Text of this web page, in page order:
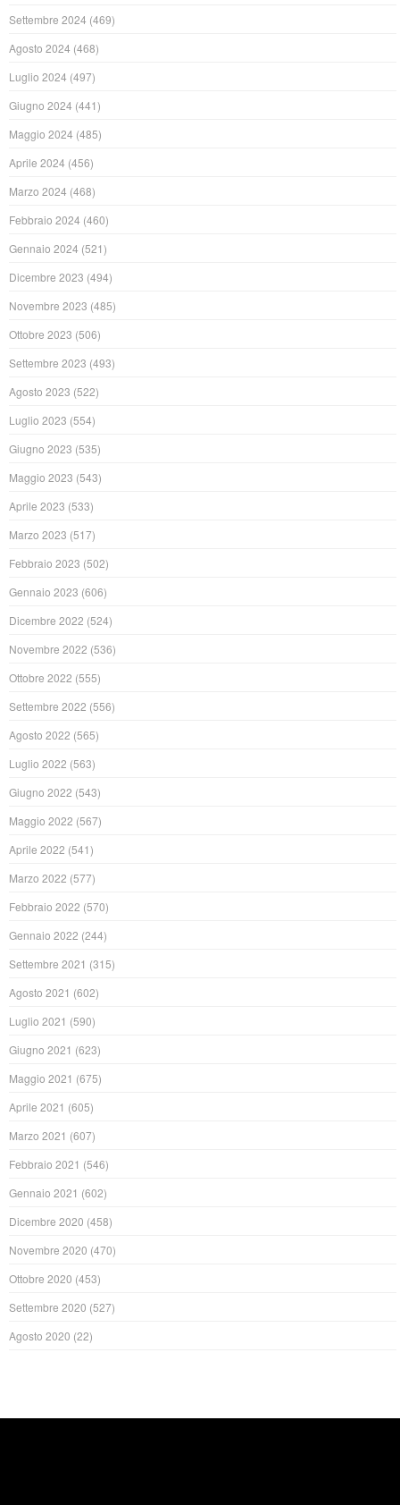
Settembre 2024 (469)
Agosto 2024 (468)
Luglio 2024 (497)
Giugno 2024 (441)
Maggio 2024 (485)
Aprile 2024 (456)
Marzo 2024 (468)
Febbraio 2024 (460)
Gennaio 2024 (521)
Dicembre 2023 (494)
Novembre 2023 (485)
Ottobre 2023 (506)
Settembre 2023 (493)
Agosto 2023 (522)
Luglio 2023 (554)
Giugno 2023 (535)
Maggio 2023 (543)
Aprile 2023 (533)
Marzo 2023 (517)
Febbraio 2023 (502)
Gennaio 2023 (606)
Dicembre 2022 (524)
Novembre 2022 (536)
Ottobre 2022 (555)
Settembre 2022 (556)
Agosto 2022 (565)
Luglio 2022 (563)
Giugno 2022 (543)
Maggio 2022 (567)
Aprile 2022 (541)
Marzo 2022 (577)
Febbraio 2022 (570)
Gennaio 2022 (244)
Settembre 2021 (315)
Agosto 2021 (602)
Luglio 2021 (590)
Giugno 2021 (623)
Maggio 2021 (675)
Aprile 2021 (605)
Marzo 2021 (607)
Febbraio 2021 (546)
Gennaio 2021 (602)
Dicembre 2020 (458)
Novembre 2020 (470)
Ottobre 2020 (453)
Settembre 2020 (527)
Agosto 2020 (22)